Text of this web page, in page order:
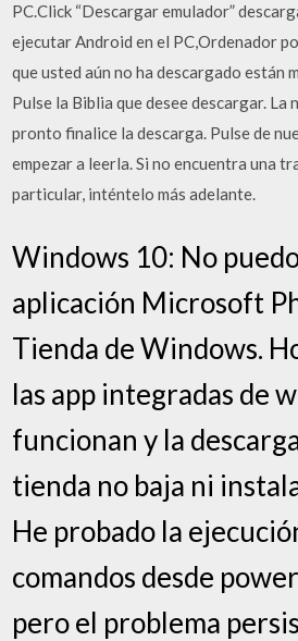
PC.Click “Descargar emulador”
ejecutar Android en el PC,Ordenador
que usted aún no ha descargado están
Pulse la Biblia que desee descargar. La
pronto finalice la descarga. Pulse de
empezar a leerla. Si no encuentra una
particular, inténtelo más adelante.
Windows 10: No
aplicación Microsoft
Tienda de Windows.
las app integradas de
funcionan y la
tienda no baja ni
He probado la
comandos desde
pero el problema